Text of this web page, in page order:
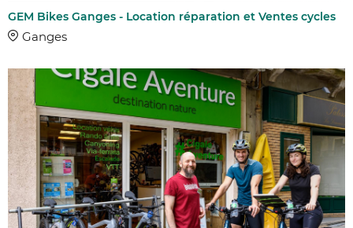
GEM Bikes Ganges - Location réparation et Ventes cycles
Ganges